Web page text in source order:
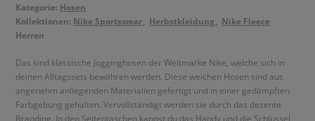
Kategorie: Hosen
Kollektionen: Nike Sportswear Herbstkleidung
Nike Fleece
Herren
Das sind klassische Jogginghosen der Weltmarke Nike, welche sich in
deinen Alltagssets bewähren werden. Diese weichen Hosen sind aus
angenehm anliegenden Materialien gefertigt und in einer gedämpften
Farbgebung gehalten. Vervollständigt werden sie durch das dezente
Branding. In den Seitentaschen kannst du das Handy und die Schlüssel